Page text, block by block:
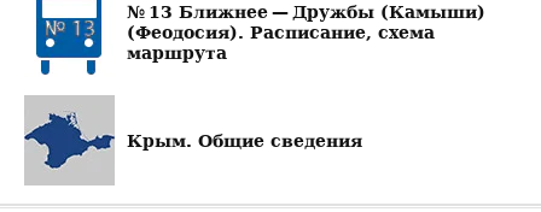
№ 13 Ближнее — Дружбы (Камыши)
(Феодосия). Расписание, схема
маршрута
Крым. Общие сведения